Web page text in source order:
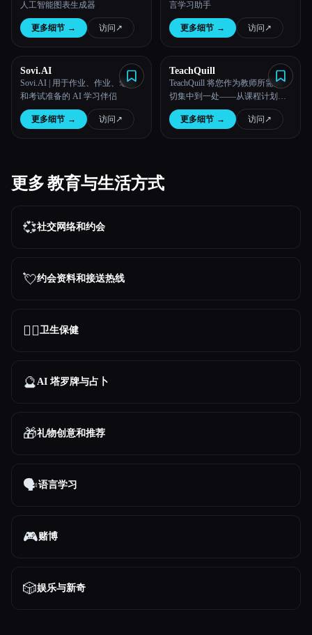
人工智能图表生成器
更多细节 → 访问 ↗︎
言学习助手
更多细节 → 访问 ↗︎
Sovi.AI
Sovi.AI | 用于作业、作业、笔记
和考试准备的 AI 学习伴侣
更多细节 → 访问 ↗︎
TeachQuill
TeachQuill 将您作为教师所需的一
切集中到一处——从课程计划到
评估、课堂活动到家长交流。
更多细节 → 访问 ↗︎
更多 教育与生活方式
💞社交网络和约会
💘约会资料和接送热线
👩‍⚕️卫生保健
🔮AI 塔罗牌与占卜
🎁礼物创意和推荐
🗣️语言学习
🎮赌博
🎲娱乐与新奇